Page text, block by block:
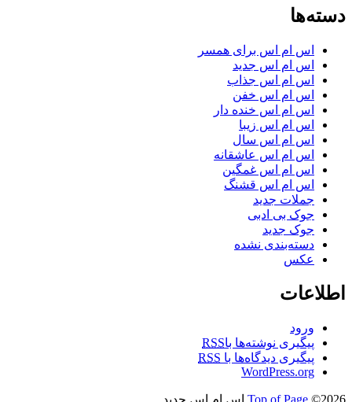
دسته‌ها
اس ام اس برای همسر
اس ام اس جدید
اس ام اس جذاب
اس ام اس خفن
اس ام اس خنده دار
اس ام اس زیبا
اس ام اس سال
اس ام اس عاشقانه
اس ام اس غمگین
اس ام اس قشنگ
جملات جدید
جوک بی ادبی
جوک جدید
دسته‌بندی نشده
عکس
اطلاعات
ورود
پیگیری نوشته‌ها باRSS
پیگیری دیدگاه‌ها با RSS
WordPress.org
Top of Page ©2026 اس ام اس جدید